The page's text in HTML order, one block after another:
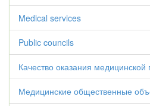
Medical services
Public councils
Качество оказания
Медицинские общественные